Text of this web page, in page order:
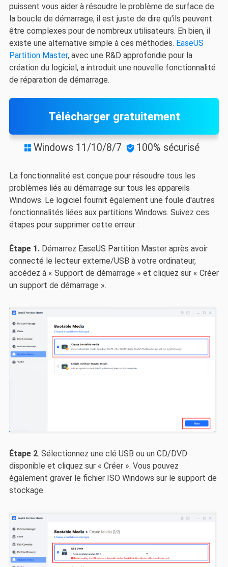
puissent vous aider à résoudre le problème de surface de
la boucle de démarrage, il est juste de dire qu'ils peuvent
être complexes pour de nombreux utilisateurs. Eh bien, il
existe une alternative simple à ces méthodes. EaseUS
Partition Master, avec une R&D approfondie pour la
création du logiciel, a introduit une nouvelle fonctionnalité
de réparation de démarrage.
Télécharger gratuitement
 Windows 11/10/8/7  100% sécurisé
La fonctionnalité est conçue pour résoudre tous les
problèmes liés au démarrage sur tous les appareils
Windows. Le logiciel fournit également une foule d'autres
fonctionnalités liées aux partitions Windows. Suivez ces
étapes pour supprimer cette erreur :
Étape 1.Démarrez EaseUS Partition Master après avoir
connecté le lecteur externe/USB à votre ordinateur,
accédez à « Support de démarrage » et cliquez sur « Créer
un support de démarrage ».
Étape 2. Sélectionnez une clé USB ou un CD/DVD
disponible et cliquez sur « Créer ». Vous pouvez
également graver le fichier ISO Windows sur le support de
stockage.